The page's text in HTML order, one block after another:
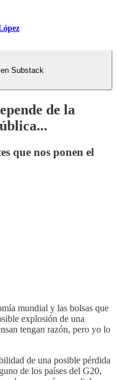
Substack
de la
que nos ponen el
mundial y las bolsas que
explosión de una
tengan razón, pero yo lo
de una posible pérdida
de los países del G20,